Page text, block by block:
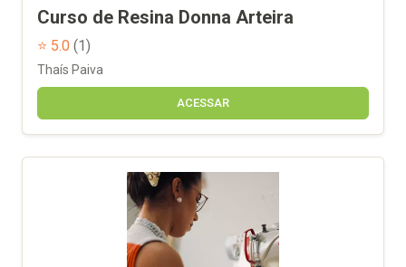
Curso de Resina Donna Arteira
⭐ 5.0 (1)
Thaís Paiva
ACESSAR